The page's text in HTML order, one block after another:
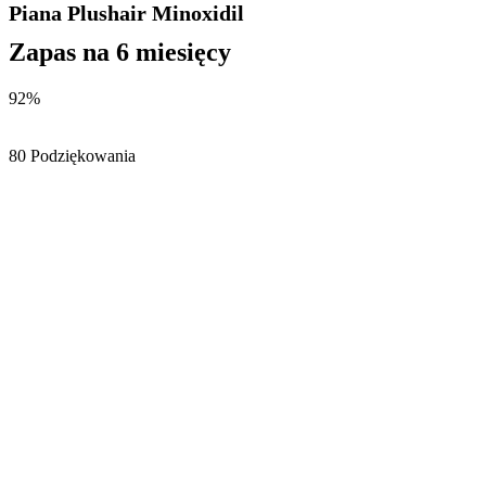
Piana Plushair Minoxidil
Zapas na 6 miesięcy
92%
80 Podziękowania